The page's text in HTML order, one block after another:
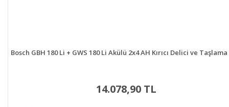
Bosch GBH 180 Li + GWS 180 Li Akülü 2x4 AH Kırıcı Delici ve
14.078,90 TL